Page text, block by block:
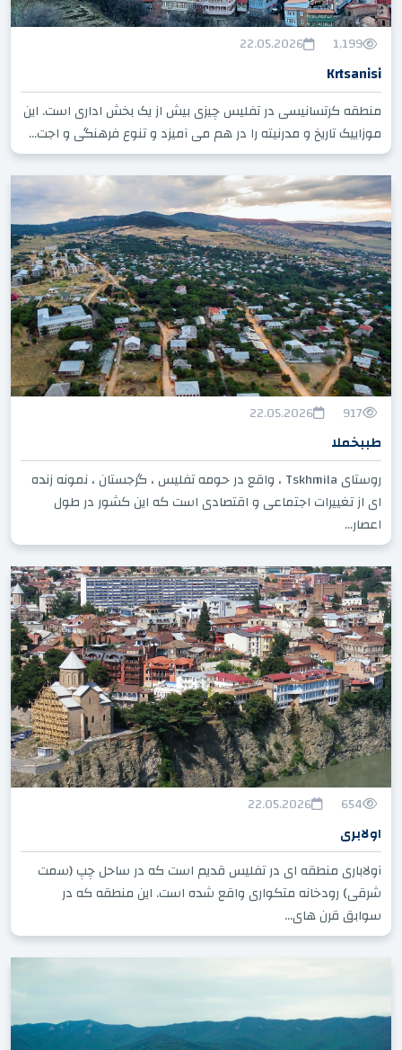
1,199
22.05.2026
Krtsanisi
منطقه کرتسانیسی در تفلیس چیزی بیش از یک بخش اداری است. این
موزاییک تاریخ و مدرنیته را در هم می آمیزد و تنوع فرهنگی و اجت...
917
22.05.2026
طببخملا
روستای Tskhmila ، واقع در حومه تفلیس ، گرجستان ، نمونه زنده
ای از تغییرات اجتماعی و اقتصادی است که این کشور در طول
اعصار...
654
22.05.2026
اولابری
آولاباری منطقه ای در تفلیس قدیم است که در ساحل چپ (سمت
شرقی) رودخانه متکواری واقع شده است. این منطقه که در
سوابق قرن های...